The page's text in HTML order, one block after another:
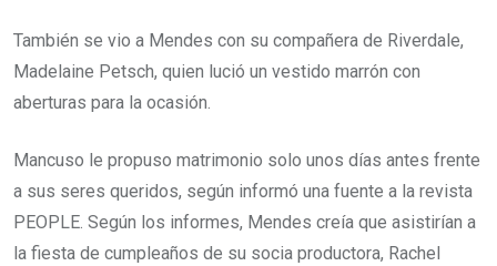
También se vio a Mendes con su compañera de Riverdale,
Madelaine Petsch, quien lució un vestido marrón con
aberturas para la ocasión.
Mancuso le propuso matrimonio solo unos días antes frente
a sus seres queridos, según informó una fuente a la revista
PEOPLE. Según los informes, Mendes creía que asistirían a
la fiesta de cumpleaños de su socia productora, Rachel